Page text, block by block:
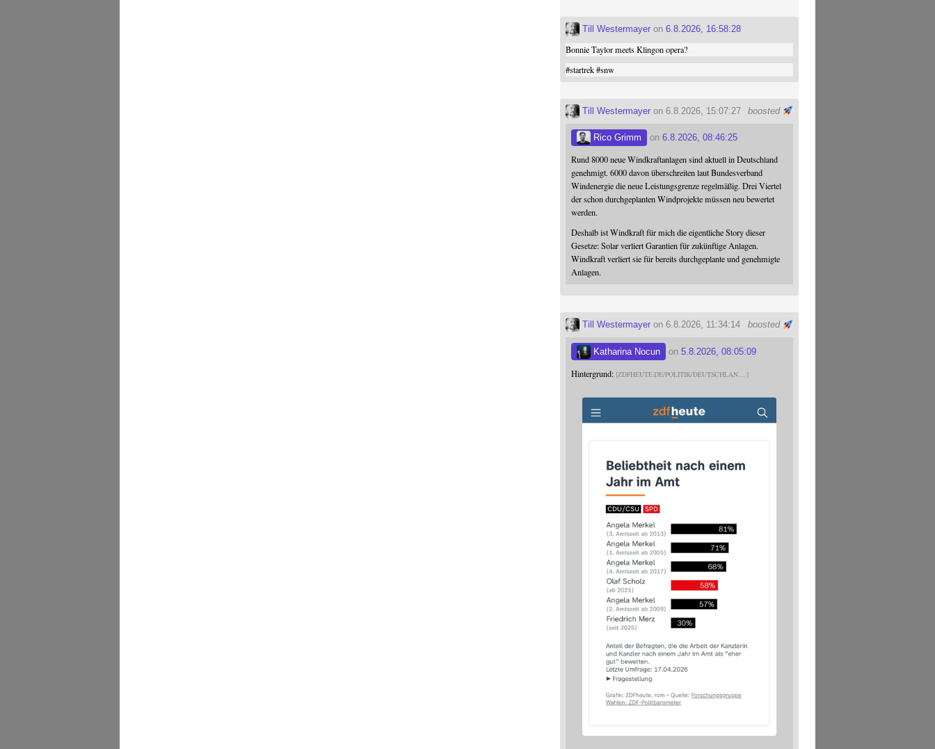
Till Westermayer on6.8.2026, 16:58:28
Bonnie Taylor meets Klingon opera?
#startrek #snw
boosted
Till Westermayer on 6.8.2026, 15:07:27
Rico Grimm on6.8.2026, 08:46:25
Rund 8000 neue Windkraftanlagen sind aktuell in Deutschland
genehmigt. 6000 davon überschreiten laut Bundesverband
Windenergie die neue Leistungsgrenze regelmäßig. Drei Viertel
der schon durchgeplanten Windprojekte müssen neu bewertet
werden.
Deshalb ist Windkraft für mich die eigentliche Story dieser
Gesetze: Solar verliert Garantien für zukünftige Anlagen.
Windkraft verliert sie für bereits durchgeplante und genehmigte
Anlagen.
boosted
Till Westermayer on 6.8.2026, 11:34:14
Katharina Nocun on5.8.2026, 08:05:09
Hintergrund: ZDFHEUTE.DE/POLITIK/DEUTSCHLAN